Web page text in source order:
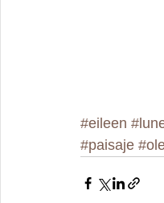
#eileen
#paisaje